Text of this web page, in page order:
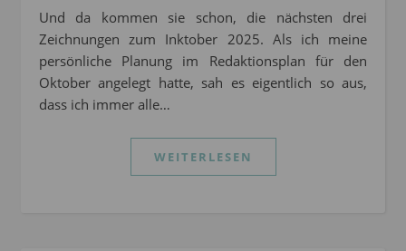
Und da kommen sie schon, die nächsten drei
Zeichnungen zum Inktober 2025. Als ich meine
persönliche Planung im Redaktionsplan für den
Oktober angelegt hatte, sah es eigentlich so aus,
dass ich immer alle…
WEITERLESEN